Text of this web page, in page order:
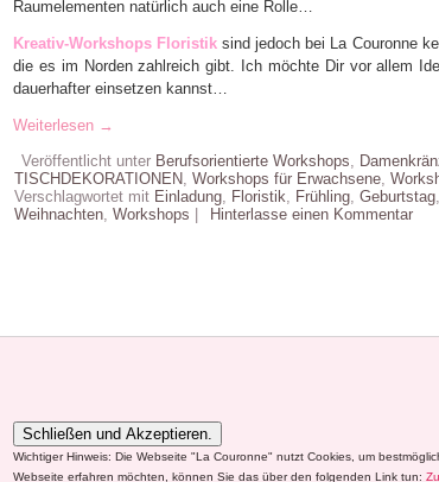
Raumelementen natürlich auch eine Rolle…
Kreativ-Workshops Floristiksind jedoch bei La Couronne
die es im Norden zahlreich gibt. Ich möchte Dir vor allem
dauerhafter einsetzen kannst…
Weiterlesen →
Veröffentlicht unter Berufsorientierte Workshops,
TISCHDEKORATIONEN, Workshops für Erwachsene,
Verschlagwortet mit Einladung, Floristik, Frühling, Geburtstag,
Weihnachten, Workshops Hinterlasse einen Kommentar
Wichtiger Hinweis: Die Webseite "La Couronne" nutzt Cookies, um
Webseite erfahren möchten, können Sie das über den folgenden Link tun: